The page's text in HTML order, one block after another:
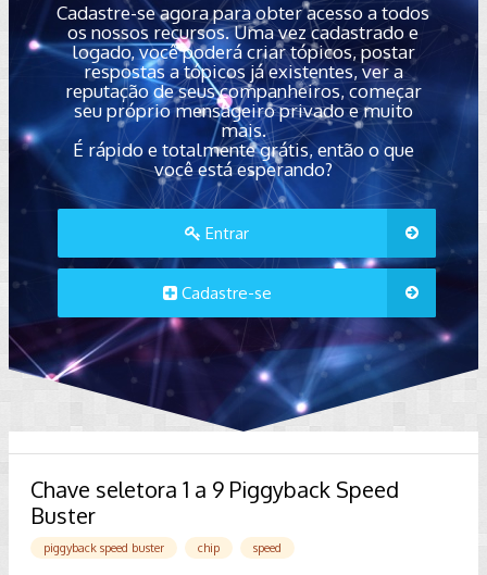
Cadastre-se agora para obter acesso a todos
os nossos recursos. Uma vez cadastrado e
logado, você poderá criar tópicos, postar
respostas a tópicos já existentes, ver a
reputação de seus companheiros, começar
seu próprio mensageiro privado e muito
mais.
É rápido e totalmente grátis, então o que
você está esperando?
Entrar
Cadastre-se
Chave seletora 1 a 9 Piggyback Speed
Buster
piggyback speed buster chip speed